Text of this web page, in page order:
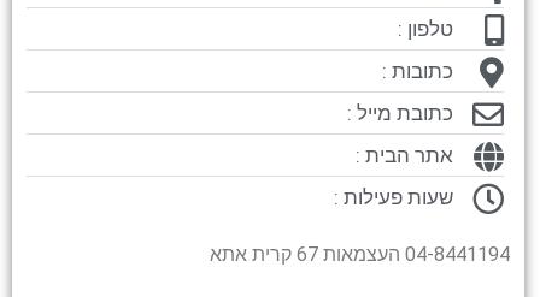
טלפון :
כתובות :
כתובת מייל :
אתר הבית :
שעות פעילות :
04-8441194 העצמאות 67 קרית אתא